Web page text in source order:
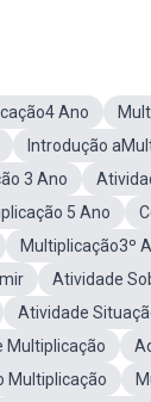
Ano
Introdução
3 Ano
5 Ano
Multiplicação3º
Atividade
Atividade
Multiplicação
Multiplicação